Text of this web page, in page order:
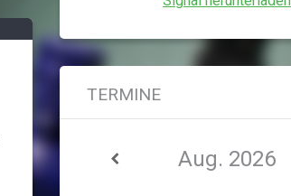
TERMINE
Aug. 2026